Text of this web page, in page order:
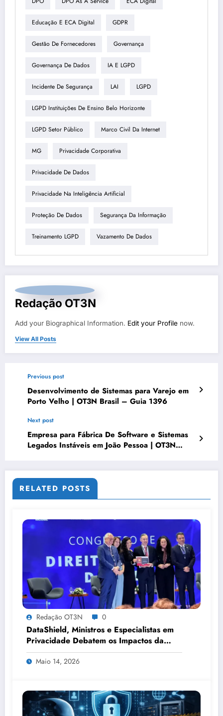
Educação E ECA Digital GDPR
Gestão De Fornecedores Governança
Governança De Dados IA E LGPD
Incidente De Segurança LAI LGPD
LGPD Instituições De Ensino Belo Horizonte
LGPD Setor Público Marco Civil Da Internet
MG Privacidade Corporativa
Privacidade De Dados
Privacidade Na Inteligência Artificial
Proteção De Dados Segurança Da Informação
Treinamento LGPD Vazamento De Dados
Redação OT3N
Add your Biographical Information. Edit your Profile now.
View All Posts
Previous post
Desenvolvimento de Sistemas para Varejo em
Porto Velho | OT3N Brasil – Guia 1396
Next post
Empresa para Fábrica De Software e Sistemas
Legados Instáveis em João Pessoa | OT3N
RELATED POSTS
Redação OT3N 0
DataShield, Ministros e Especialistas em
Privacidade Debatem os Impactos da
Tecnologia, IA e Proteção de Dados no
Congresso de Direito Digital da OAB
Maio 14, 2026